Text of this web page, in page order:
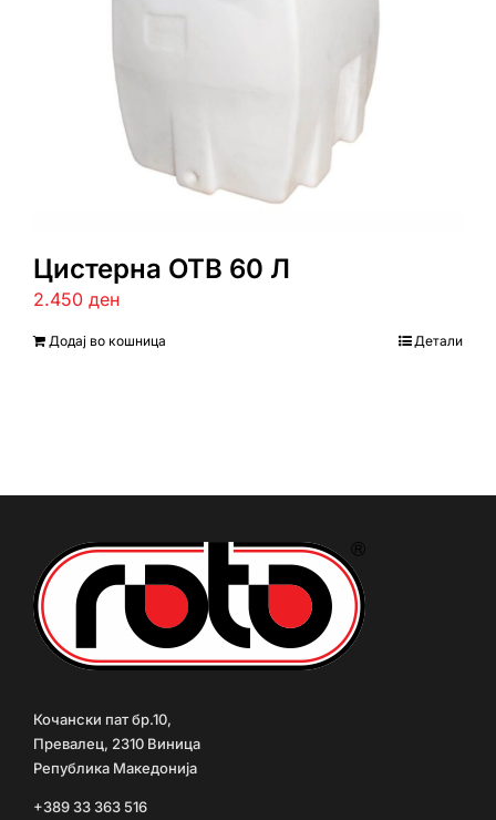
Цистерна ОТВ 60 Л
2.450 ден
Додај во кошница Детали
Кочански пат бр.10,
Превалец, 2310 Виница
Република Македонија
+389 33 363 516